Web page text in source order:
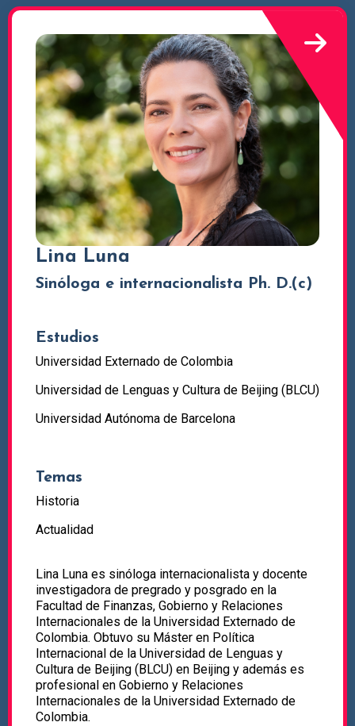
Lina Luna
Sinóloga e internacionalista Ph. D.(c)
Estudios
Universidad Externado de Colombia
Universidad de Lenguas y Cultura de Beijing (BLCU)
Universidad Autónoma de Barcelona
Temas
Historia
Actualidad
Lina Luna es sinóloga internacionalista y docente
investigadora de pregrado y posgrado en la
Facultad de Finanzas, Gobierno y Relaciones
Internacionales de la Universidad Externado de
Colombia. Obtuvo su Máster en Política
Internacional de la Universidad de Lenguas y
Cultura de Beijing (BLCU) en Beijing y además es
profesional en Gobierno y Relaciones
Internacionales de la Universidad Externado de
Colombia.